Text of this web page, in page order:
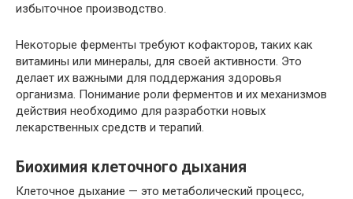
избыточное производство.
Некоторые ферменты требуют кофакторов, таких как
витамины или минералы, для своей активности. Это
делает их важными для поддержания здоровья
организма. Понимание роли ферментов и их механизмов
действия необходимо для разработки новых
лекарственных средств и терапий.
Биохимия клеточного дыхания
Клеточное дыхание — это метаболический процесс,